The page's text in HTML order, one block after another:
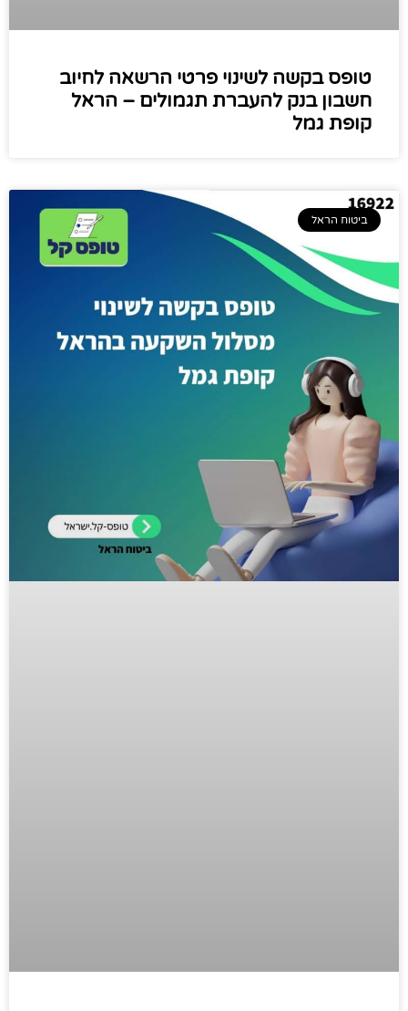
טופס בקשה לשינוי פרטי הרשאה לחיוב
חשבון בנק להעברת תגמולים – הראל
קופת גמל
ביטוח הראל